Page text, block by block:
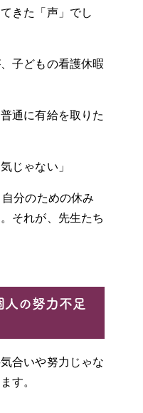
きた「声」でし
子どもの看護休暇
通に有給を取りた
じゃない」
分のための休み
それが、先生たち
人の努力不足
合いや努力じゃな
す。